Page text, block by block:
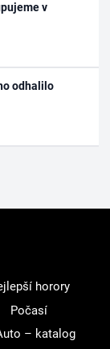
v
odhalilo
horory
Počasí
– katalog